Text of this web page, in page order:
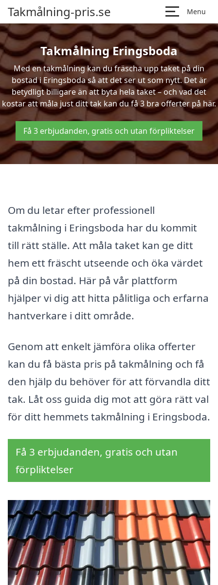
Takmålning-pris.se Menu
Takmålning Eringsboda
Med en takmålning kan du fräscha upp taket på din
bostad i Eringsboda så att det ser ut som nytt. Det är
betydligt billigare än att byta hela taket – och vad det
kostar att måla just ditt tak kan du få 3 bra offerter på här.
Få 3 erbjudanden, gratis och utan förpliktelser
Om du letar efter professionell
takmålning i Eringsboda har du kommit
till rätt ställe. Att måla taket kan ge ditt
hem ett fräscht utseende och öka värdet
på din bostad. Här på vår plattform
hjälper vi dig att hitta pålitliga och erfarna
hantverkare i ditt område.
Genom att enkelt jämföra olika offerter
kan du få bästa pris på takmålning och få
den hjälp du behöver för att förvandla ditt
tak. Låt oss guida dig mot att göra rätt val
för ditt hemmets takmålning i Eringsboda.
Få 3 erbjudanden, gratis och utan
förpliktelser